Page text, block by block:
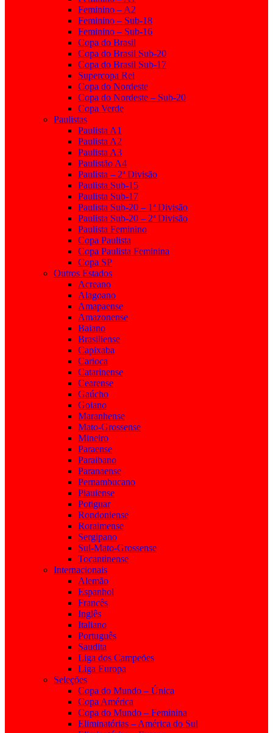
Feminino – A2
Feminino – Sub-18
Feminino – Sub-16
Copa do Brasil
Copa do Brasil Sub-20
Copa do Brasil Sub-17
Supercopa Rei
Copa do Nordeste
Copa do Nordeste – Sub-20
Copa Verde
Paulistas
Paulista A1
Paulista A2
Paulista A3
Paulistão A4
Paulista – 2ª Divisão
Paulista Sub-15
Paulista Sub-17
Paulista Sub-20 – 1ª Divisão
Paulista Sub-20 – 2ª Divisão
Paulista Feminino
Copa Paulista
Copa Paulista Feminina
Copa SP
Outros Estados
Acreano
Alagoano
Amapaense
Amazonense
Baiano
Brasiliense
Capixaba
Carioca
Catarinense
Cearense
Gaúcho
Goiano
Maranhense
Mato-Grossense
Mineiro
Paraense
Paraibano
Paranaense
Pernambucano
Piauiense
Potiguar
Rondoniense
Roraimense
Sergipano
Sul-Mato-Grossense
Tocantinense
Internacionais
Alemão
Espanhol
Francês
Inglês
Italiano
Português
Saudita
Liga dos Campeões
Liga Europa
Seleções
Copa do Mundo – Única
Copa América
Copa do Mundo – Feminina
Eliminatórias – América do Sul